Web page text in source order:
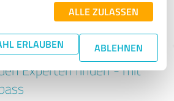
ALLE ZULASSEN
ERLAUBEN ABLEHNEN
Experten finden - mit